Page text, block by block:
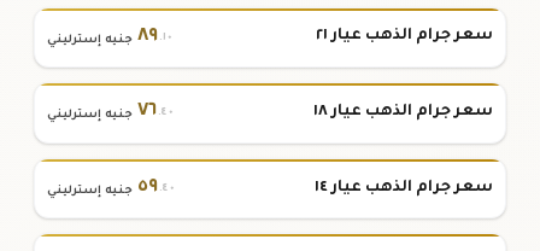
سعر جرام الذهب عيار ٢١ ٨٩.١٠ جنيه إسترليني
سعر جرام الذهب عيار ١٨ ٧٦.٤٠ جنيه إسترليني
سعر جرام الذهب عيار ١٤ ٥٩.٤٠ جنيه إسترليني